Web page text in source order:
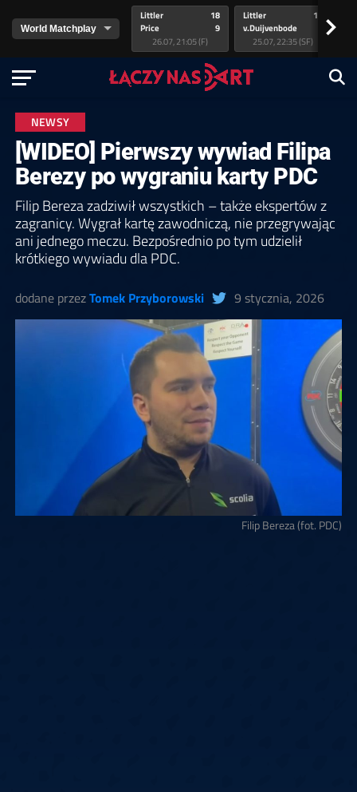
Littler
Price
18
9
26.07, 21:05 (F)
Littler
v.Duijvenbode
17
25.07, 22:35 (SF)
>
NEWSY
[WIDEO] Pierwszy wywiad Filipa
Berezy po wygraniu karty PDC
Filip Bereza zadziwił wszystkich – także ekspertów z
zagranicy. Wygrał kartę zawodniczą, nie przegrywając
ani jednego meczu. Bezpośrednio po tym udzielił
krótkiego wywiadu dla PDC.
dodane przezTomek Przyborowski 9 stycznia, 2026
Filip Bereza (fot. PDC)